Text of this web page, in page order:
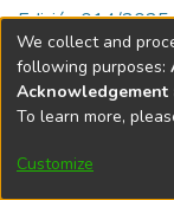
Edición 014/
We collect and
following purposes:
Acknowledgement
To learn more,
Customize